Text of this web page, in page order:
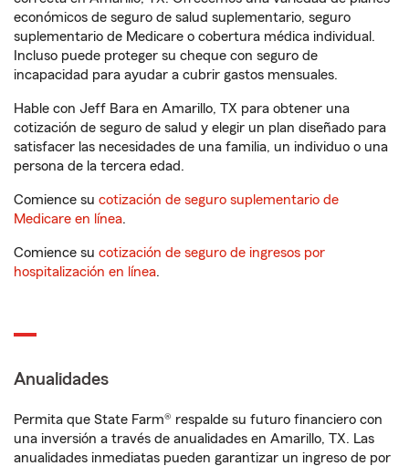
económicos de seguro de salud suplementario, seguro
suplementario de Medicare o cobertura médica individual.
Incluso puede proteger su cheque con seguro de
incapacidad para ayudar a cubrir gastos mensuales.
Hable con Jeff Bara en Amarillo, TX para obtener una
cotización de seguro de salud y elegir un plan diseñado para
satisfacer las necesidades de una familia, un individuo o una
persona de la tercera edad.
Comience su cotización de seguro suplementario de
Medicare en línea.
Comience su cotización de seguro de ingresos por
hospitalización en línea.
Anualidades
Permita que State Farm® respalde su futuro financiero con
una inversión a través de anualidades en Amarillo, TX. Las
anualidades inmediatas pueden garantizar un ingreso de por